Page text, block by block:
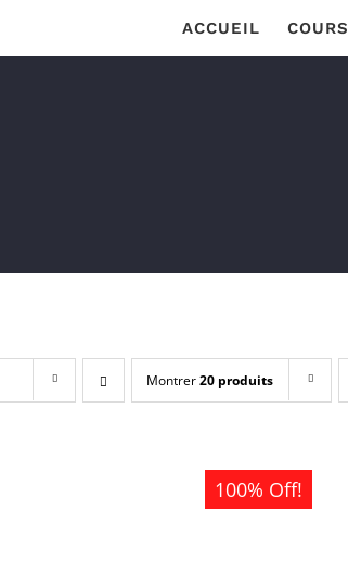
ACCUEIL COURS
Montrer20 produits
100% Off!